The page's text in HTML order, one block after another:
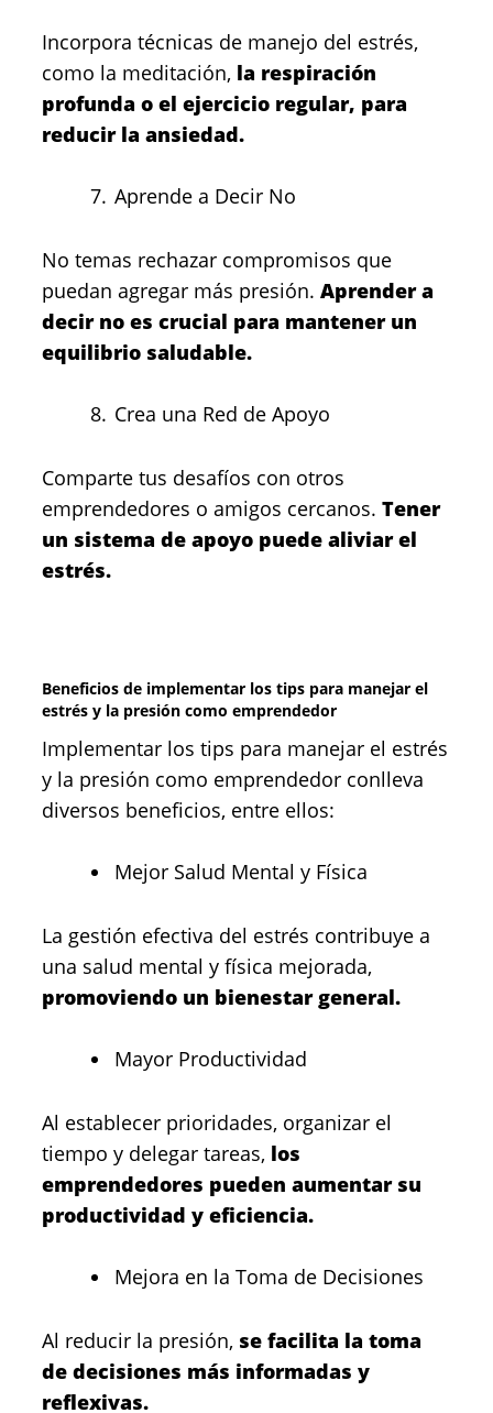
Incorpora técnicas de manejo del estrés,
como la meditación, la respiración
profunda o el ejercicio regular, para
reducir la ansiedad.
Aprende a Decir No
No temas rechazar compromisos que
puedan agregar más presión. Aprender a
decir no es crucial para mantener un
equilibrio saludable.
Crea una Red de Apoyo
Comparte tus desafíos con otros
emprendedores o amigos cercanos. Tener
un sistema de apoyo puede aliviar el
estrés.
Beneficios de implementar los tips para manejar el
estrés y la presión como emprendedor
Implementar los tips para manejar el estrés
y la presión como emprendedor conlleva
diversos beneficios, entre ellos:
Mejor Salud Mental y Física
La gestión efectiva del estrés contribuye a
una salud mental y física mejorada,
promoviendo un bienestar general.
Mayor Productividad
Al establecer prioridades, organizar el
tiempo y delegar tareas, los
emprendedores pueden aumentar su
productividad y eficiencia.
Mejora en la Toma de Decisiones
Al reducir la presión, se facilita la toma
de decisiones más informadas y
reflexivas.